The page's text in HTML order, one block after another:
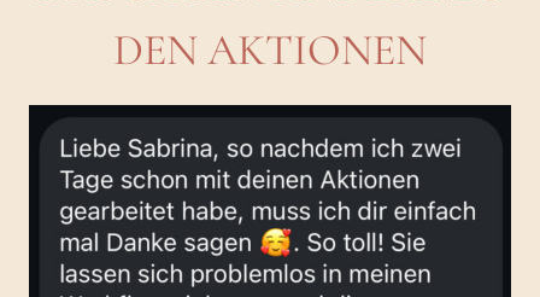
DEN AKTIONEN